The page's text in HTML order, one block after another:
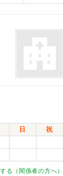
日
祝
る（関係者の方へ）